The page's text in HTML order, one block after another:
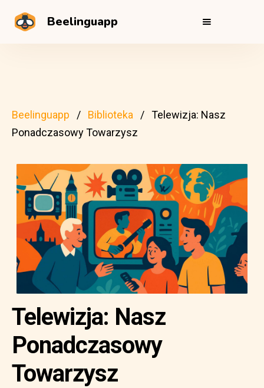
Beelinguapp
Beelinguapp Biblioteka
Telewizja: Nasz
Ponadczasowy Towarzysz
Telewizja: Nasz
Ponadczasowy
Towarzysz